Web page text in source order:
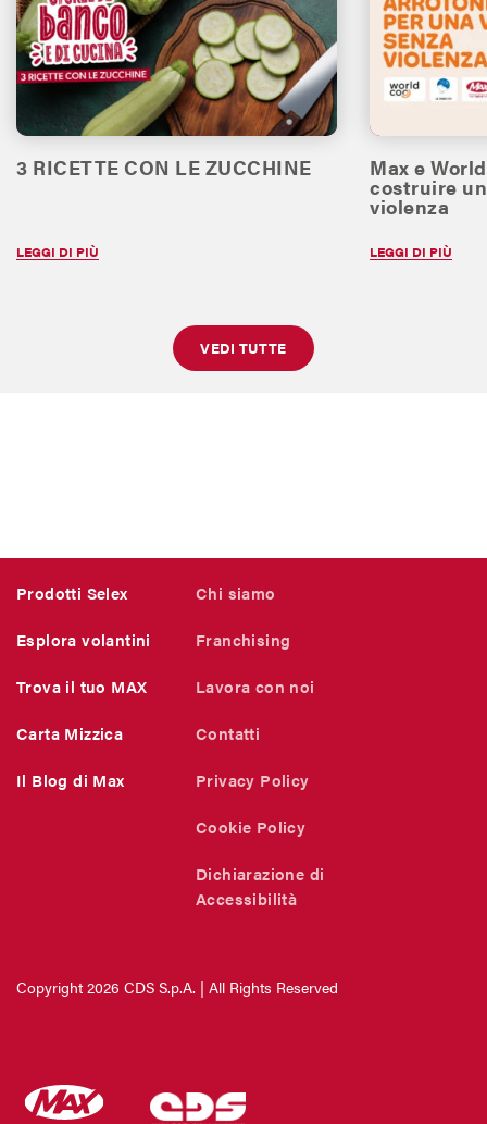
3 RICETTE CON LE ZUCCHINE
LEGGI DI PIÙ
Max e
costruire
violenza
LEGGI DI PIÙ
VEDI TUTTE
Prodotti Selex
Esplora volantini
Trova il tuo MAX
Carta Mizzica
Il Blog di Max
Chi siamo
Franchising
Lavora con noi
Contatti
Privacy Policy
Cookie Policy
Dichiarazione di
Accessibilità
Copyright 2026 CDS S.p.A. | All Rights Reserved